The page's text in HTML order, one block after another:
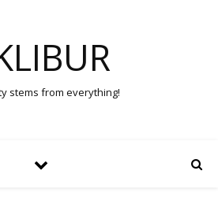
stems from everything!